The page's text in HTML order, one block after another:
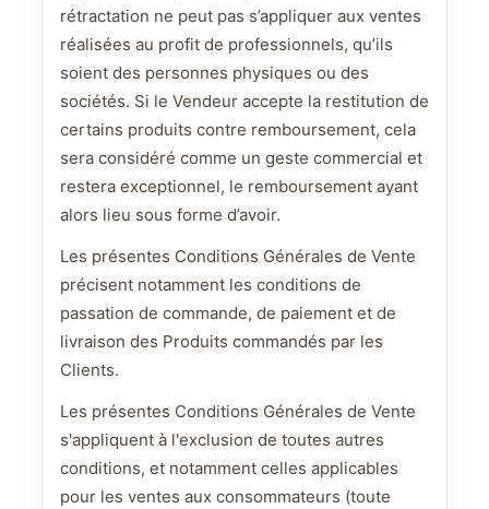
rétractation ne peut pas s’appliquer aux ventes
réalisées au profit de professionnels, qu’ils
soient des personnes physiques ou des
sociétés. Si le Vendeur accepte la restitution de
certains produits contre remboursement, cela
sera considéré comme un geste commercial et
restera exceptionnel, le remboursement ayant
alors lieu sous forme d’avoir.
Les présentes Conditions Générales de Vente
précisent notamment les conditions de
passation de commande, de paiement et de
livraison des Produits commandés par les
Clients.
Les présentes Conditions Générales de Vente
s'appliquent à l'exclusion de toutes autres
conditions, et notamment celles applicables
pour les ventes aux consommateurs (toute